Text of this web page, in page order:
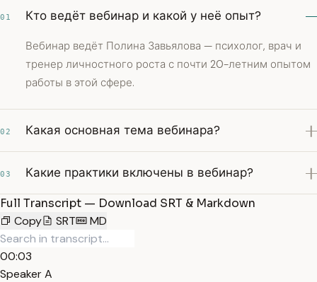
01 Кто ведёт вебинар и какой у неё опыт?
Вебинар ведёт Полина Завьялова — психолог, врач и
тренер личностного роста с почти 20-летним опытом
работы в этой сфере.
02 Какая основная тема вебинара?
03 Какие практики включены в вебинар?
Full Transcript — Download SRT & Markdown
Copy
SRT MD
00:03
Speaker A